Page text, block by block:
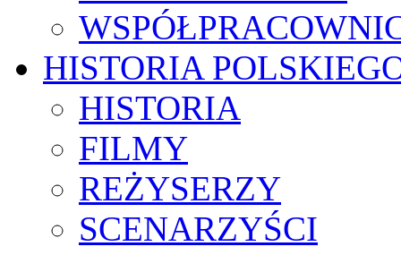
HISTORIA
HISTORIA
FILMY
REŻYSERZY
SCENARZYŚCI